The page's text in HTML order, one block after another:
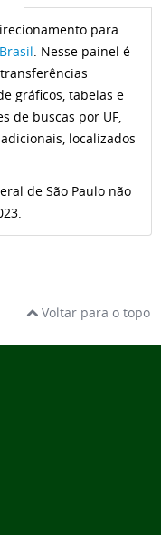
para
. Nesse painel é
gráficos, tabelas e
de buscas por UF,
localizados
de São Paulo não
Voltar para o topo